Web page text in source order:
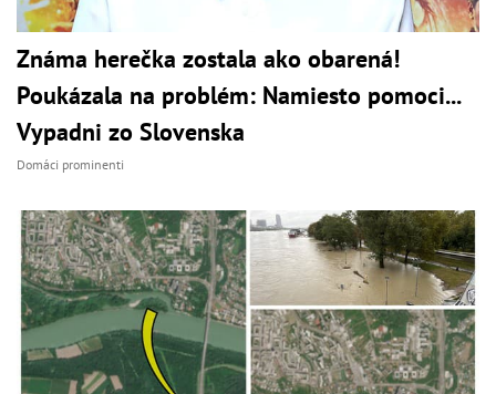
Známa herečka zostala ako obarená!
Poukázala na problém: Namiesto pomoci...
Vypadni zo Slovenska
Domáci prominenti